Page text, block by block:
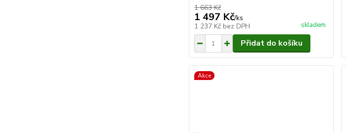
1 663 Kč
1 497 Kč/ks
1 237 Kč bez DPH skladem
Přidat do košíku
Akce